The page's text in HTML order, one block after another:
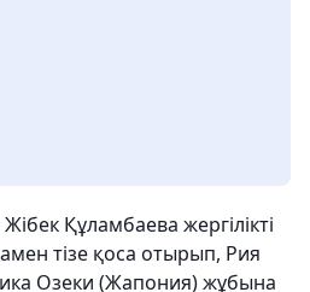
Құламбаева жергілікті
тізе қоса отырып, Рия
Озеки (Жапония) жұбына